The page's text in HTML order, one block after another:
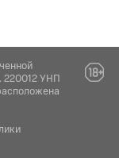
220012 УНП